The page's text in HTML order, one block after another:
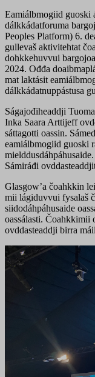
Eamiálbmogiid guoski
dálkkádatforuma
Peoples Platform) 6.
gullevaš aktivitehtat
dohkkehuvvui
2024. Ođđa
mat laktásit
dálkkádatnuppástusa
Ságajođiheaddji
Inka Saara Arttijeff
sáttagotti oassin.
eamiálbmogiid guoski
Sámiráđi
Glasgow’a čoahkkin
mii lágiduvvui fysalaš
siidodáhpáhusaide
oassálasti. Čoahkkimii
ovddasteaddji birra